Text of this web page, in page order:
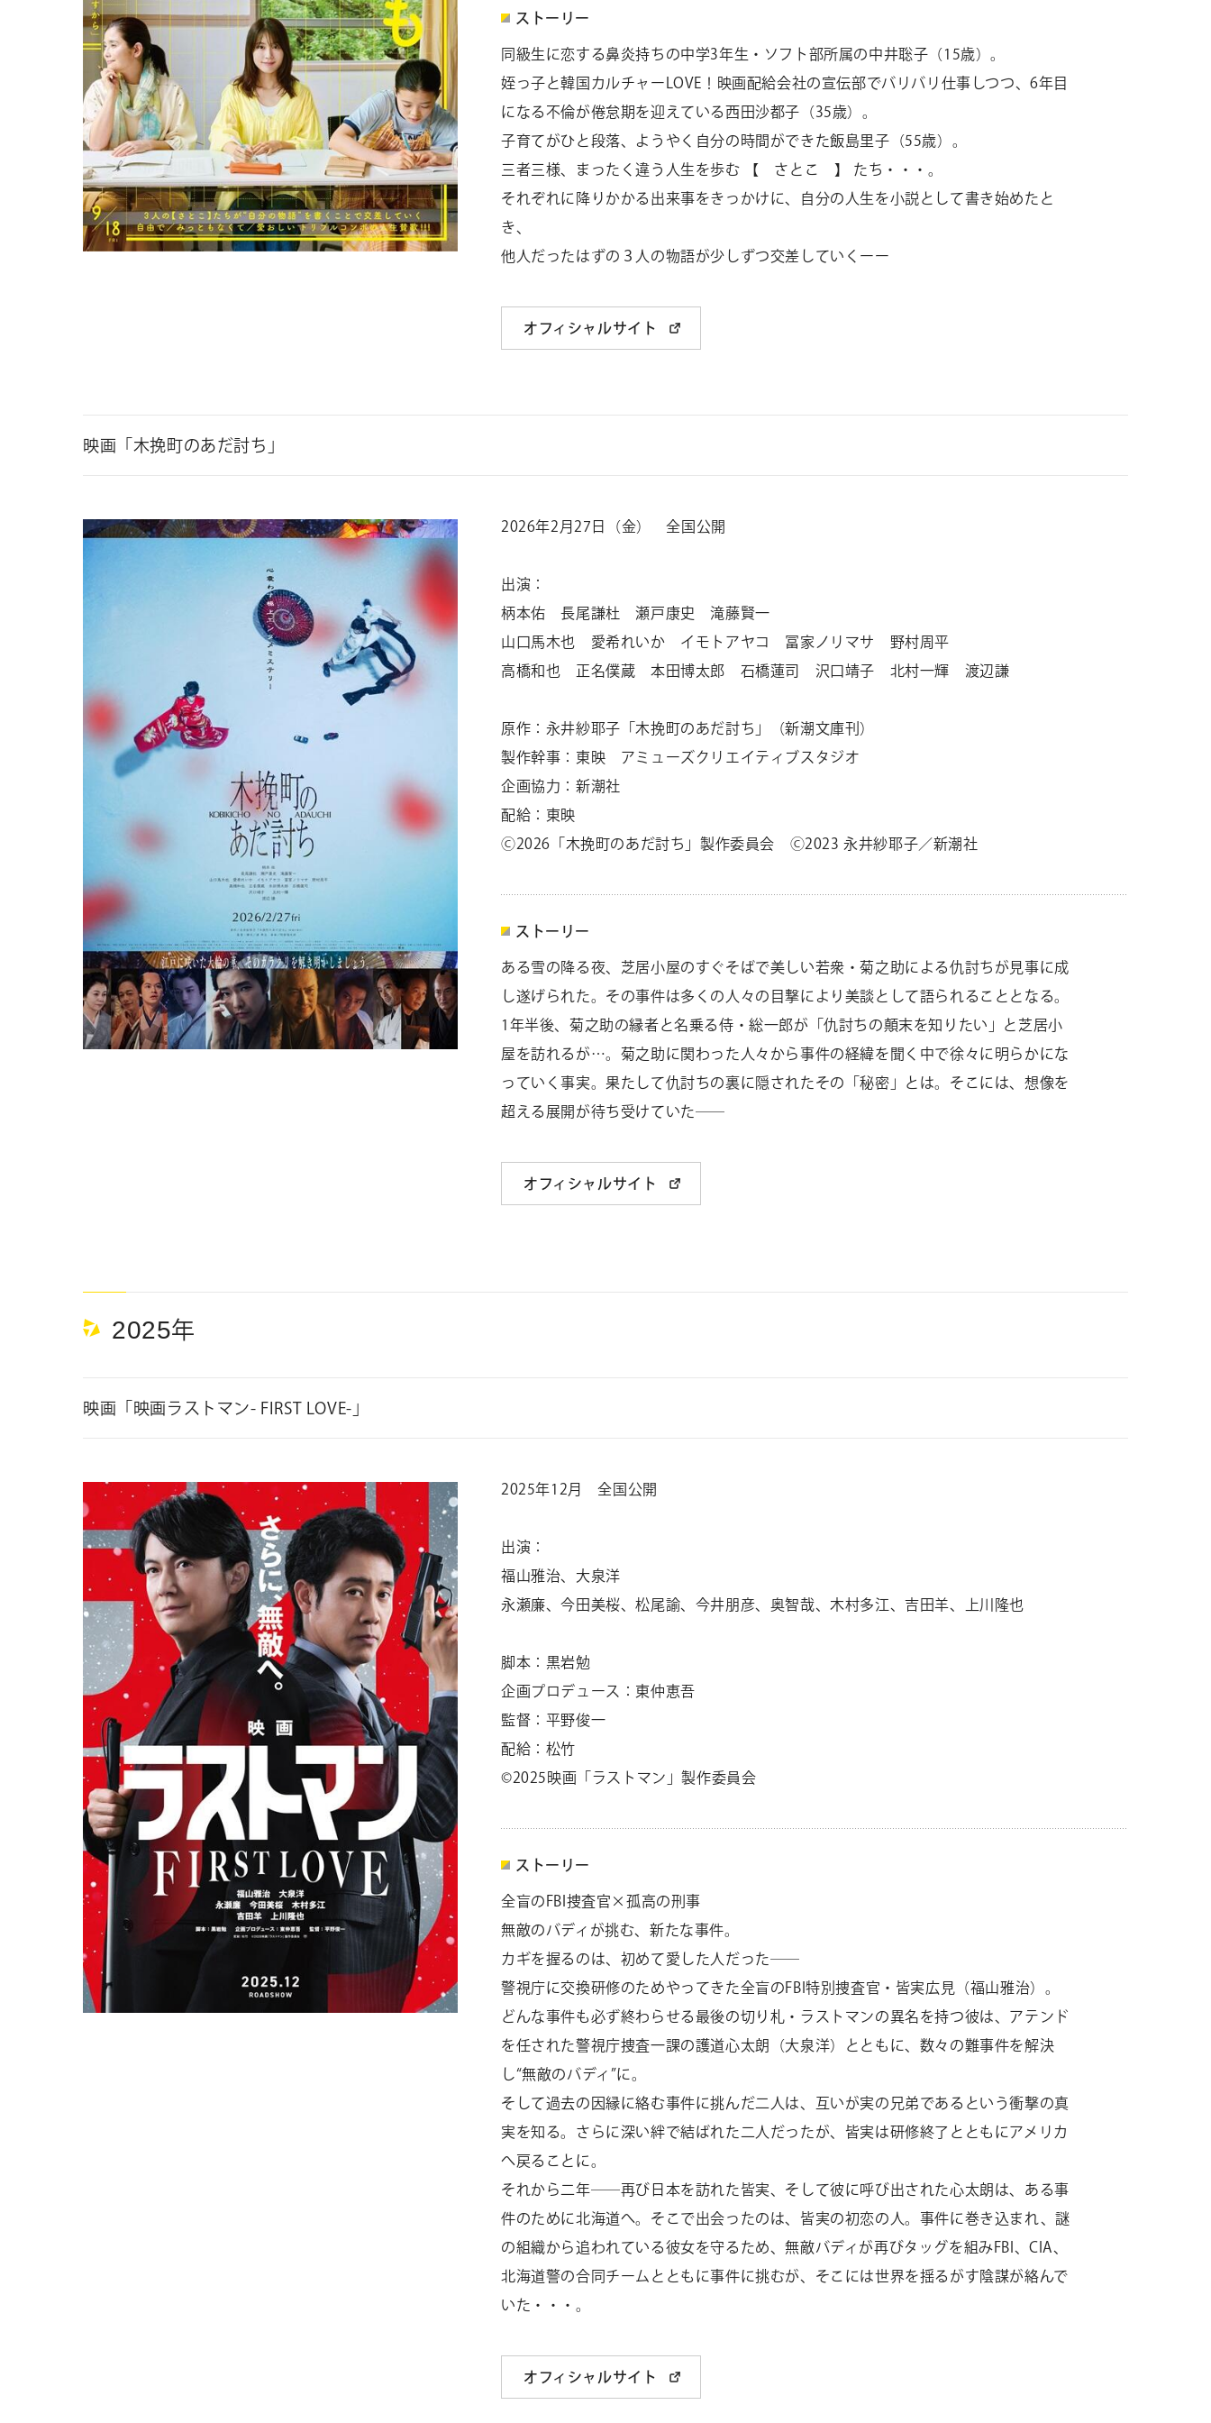
ストーリー
同級生に恋する鼻炎持ちの中学3年生・ソフト部所属の中井聡子（ 15歳）。
姪っ子と韓国カルチャーLOVE！
映画配給会社の宣伝部でバリバリ仕事しつつ、6年目
になる不倫が倦怠期を迎えている西田沙都子（35歳）。
子育てがひと段落、ようやく自分の時間ができた飯島里子（55歳）。
三者三様、まったく違う人生を歩む 【 さとこ 】 たち・・・。
それぞれに降りかかる出来事をきっかけに、
自分の人生を小説として書き始めたと
き、
他人だったはずの３人の物語が少しずつ交差していくーー
オフィシャルサイト
映画「木挽町のあだ討ち」
2026年2月27日（金） 全国公開
出演：
柄本佑 長尾謙杜 瀬戸康史 滝藤賢一
山口馬木也 愛希れいか イモトアヤコ 冨家ノリマサ 野村周平
高橋和也 正名僕蔵 本田博太郎 石橋蓮司 沢口靖子 北村一輝 渡辺謙
原作：永井紗耶子「木挽町のあだ討ち」（新潮文庫刊）
製作幹事：東映 アミューズクリエイティブスタジオ
企画協力：新潮社
配給：東映
Ⓒ2026「木挽町のあだ討ち」製作委員会 Ⓒ2023 永井紗耶子／新潮社
ストーリー
ある雪の降る夜、芝居小屋のすぐそばで美しい若衆・菊之助による仇討ちが見事に成
し遂げられた。その事件は多くの人々の目撃により美談として語られることとなる。
1 年半後、菊之助の縁者と名乗る侍・総一郎が「仇討ちの顛末を知りたい」と芝居小
屋を訪れるが…。菊之助に関わった人々から事件の経緯を聞く中で徐々に明らかにな
っていく事実。果たして仇討ちの裏に隠されたその「秘密」とは。そこには、想像を
超える展開が待ち受けていた――
オフィシャルサイト
2025年
映画「映画ラストマン- FIRST LOVE-」
2025年12月 全国公開
出演：
福山雅治、大泉洋
永瀬廉、今田美桜、松尾諭、今井朋彦、奥智哉、木村多江、吉田羊、上川隆也
脚本：黒岩勉
企画プロデュース：東仲恵吾
監督：平野俊一
配給：松竹
©2025映画「ラストマン」製作委員会
ストーリー
全盲のFBI捜査官×孤高の刑事
無敵のバディが挑む、新たな事件。
カギを握るのは、初めて愛した人だった――
警視庁に交換研修のためやってきた全盲のFBI特別捜査官・皆実広見（福山雅治）。
どんな事件も必ず終わらせる最後の切り札・ラストマンの異名を持つ彼は、アテンド
を任された警視庁捜査一課の護道心太朗（大泉洋）とともに、数々の難事件を解決
し“無敵のバディ”に。
そして過去の因縁に絡む事件に挑んだ二人は、互いが実の兄弟であるという衝撃の真
実を知る。さらに深い絆で結ばれた二人だったが、皆実は研修終了とともにアメリカ
へ戻ることに。
それから二年――再び日本を訪れた皆実、そして彼に呼び出された心太朗は、ある事
件のために北海道へ。そこで出会ったのは、皆実の初恋の人。事件に巻き込まれ、謎
の組織から追われている彼女を守るため、無敵バディが再びタッグを組みFBI、CIA、
北海道警の合同チームとともに事件に挑むが、そこには世界を揺るがす陰謀が絡んで
いた・・・。
オフィシャルサイト